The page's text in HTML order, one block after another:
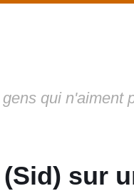
qui n'aiment
sur